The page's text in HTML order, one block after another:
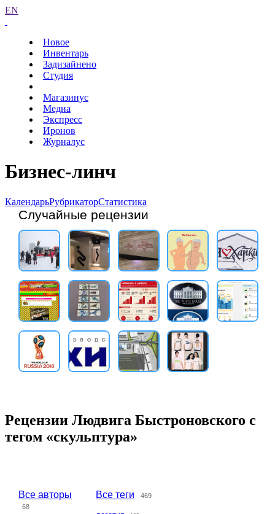
EN
Новое
Инвентарь
Задизайнено
Студия
Магазинус
Медиа
Экспресс
Иронов
Журналус
Бизнес-линч
КалендарьРубрикаторСтатистика
Случайные рецензии
Рецензии Людвига Быстроновского с
тегом «скульптура»
Все авторы
68
Все теги 469